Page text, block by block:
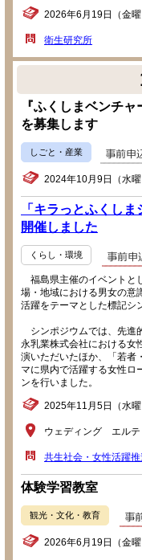
2026年6月19日（金
衛生研究所
『ふくしまベンチ
を募集します
しごと・産業
2024年10月9日（水曜
「キラっとふくし
開催しました
くらし・環境
福島県主催のイベントと
場・地域における男女の意
活躍をテーマとした標記シ
シンポジウムでは、先進
永乳業株式会社における女
演いただいたほか、「若者
マに県内で活躍する女性ロ
ンを行いました。
2025年11月5日（水曜
ウェディング エルテ
共生社会・女性活躍
体験学習教室
観光・文化・教育
2026年6月19日（金